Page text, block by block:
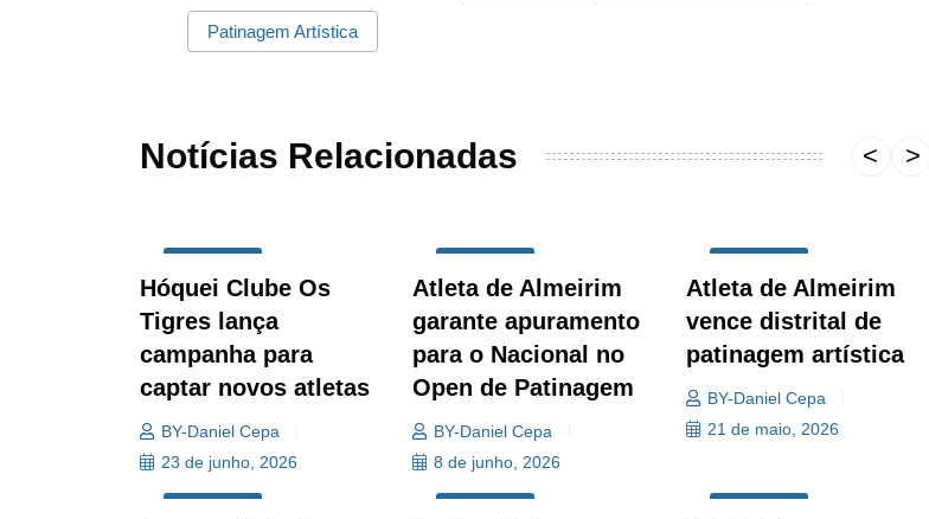
Patinagem Artística
Notícias Relacionadas
Hóquei Clube Os
Tigres lança
campanha para
captar novos atletas
BY-Daniel Cepa
23 de junho, 2026
Atleta de Almeirim
garante apuramento
para o Nacional no
Open de Patinagem
BY-Daniel Cepa
8 de junho, 2026
Atleta de Almeirim
vence distrital de
patinagem artística
BY-Daniel Cepa
21 de maio, 2026